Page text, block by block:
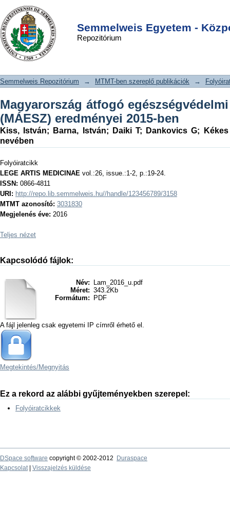
Semmelweis Egyetem -
Repozitórium
Magyarország átfogó egészségvédelmi
szűrőprogramjának (MÁESZ)
eredményei 2015-ben
DSpace/Manakin Repository
Semmelweis Repozitórium → MTMT-ben szereplő publikációk →
Magyarország átfogó
(MÁESZ) eredményei 2015-ben
Kiss, István; Barna, István; Daiki T; Dankovics G;
nevében
Folyóiratcikk
LEGE ARTIS MEDICINAE vol.:26, issue.:1-2, p.:19-24.
ISSN: 0866-4811
URI: http://repo.lib.semmelweis.hu//handle/123456789/3158
MTMT azonosító: 3031830
Megjelenés éve: 2016
Teljes nézet
Kapcsolódó fájlok:
Név:
Lam_2016_u.pdf
Méret: 343.2Kb
Formátum:
PDF
A fájl jelenleg csak egyetemi IP címről érhető el.
Megtekintés/Megnyitás
Ez a rekord az alábbi gyűjteményekben szerepel:
Folyóiratcikkek
DSpace software copyright © 2002-2012
Duraspace
Kapcsolat| Visszajelzés küldése